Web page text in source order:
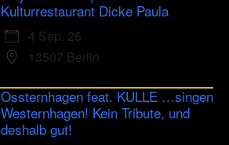
Kulturrestaurant Dicke Paula
4 Sep. 26
13507 Berlin
Ossternhagen feat. KULLE …singen
Westernhagen! Kein Tribute, und
deshalb gut!